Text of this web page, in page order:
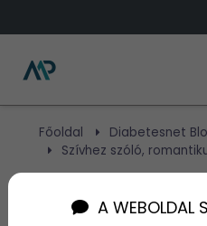
Főoldal
Diabetesnet
Szívhez szóló,
SzívhezA WEBOLDAL